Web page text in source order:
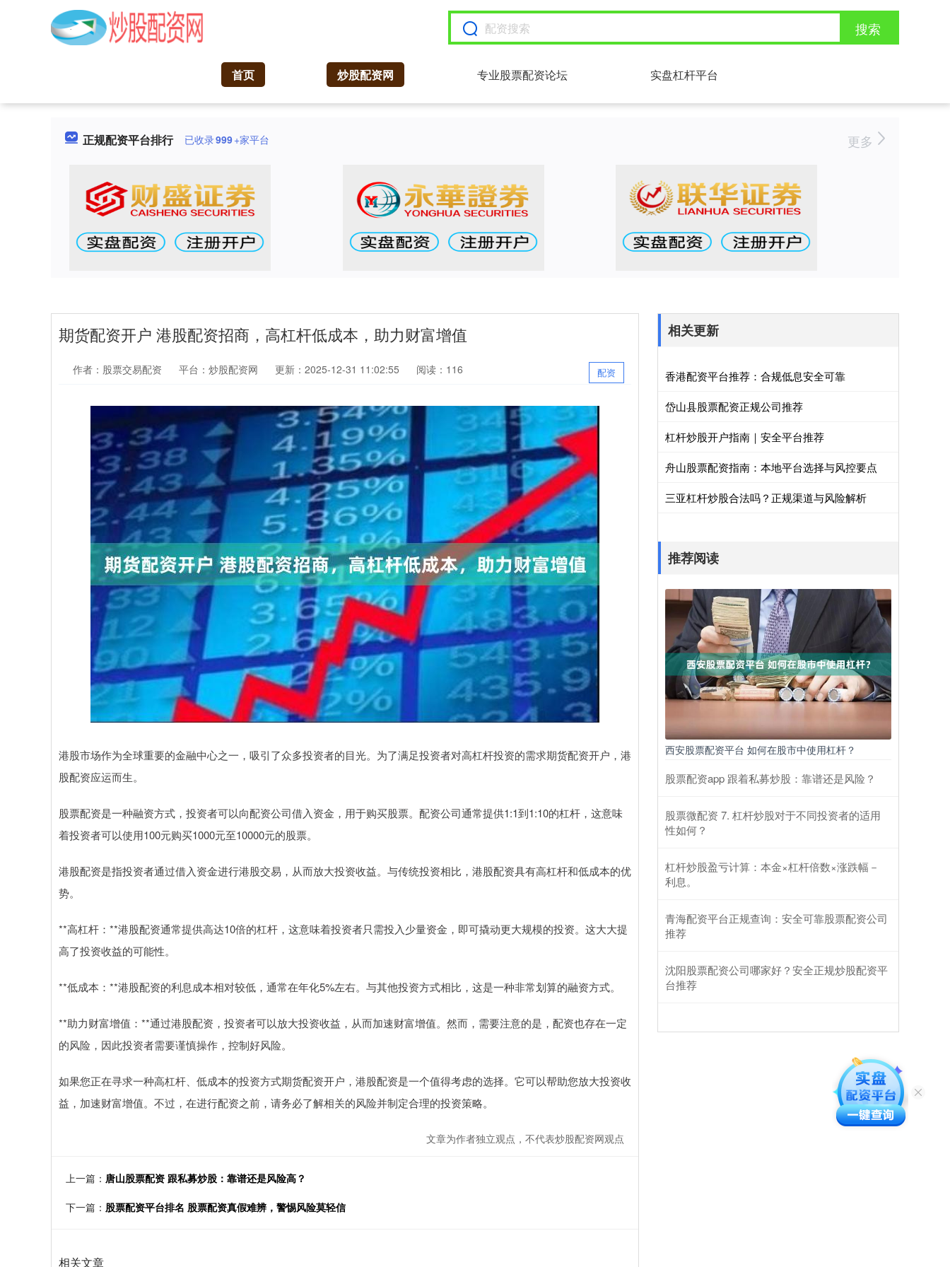
搜索
首页 炒股配资网 专业股票配资论坛 实盘杠杆平台
正规配资平台排行 已收录999+家平台 更多
期货配资开户 港股配资招商，高杠杆低成本，助力财富增值
配资
作者：股票交易配资 平台：炒股配资网 更新：2025-12-31 11:02:55 阅读：116
港股市场作为全球重要的金融中心之一，吸引了众多投资者的目光。为了满足投资者对高杠杆投资的需求期货配资开户，港
股配资应运而生。
股票配资是一种融资方式，投资者可以向配资公司借入资金，用于购买股票。配资公司通常提供1:1到1:10的杠杆，这意味
着投资者可以使用100元购买1000元至10000元的股票。
港股配资是指投资者通过借入资金进行港股交易，从而放大投资收益。与传统投资相比，港股配资具有高杠杆和低成本的优
势。
**高杠杆：**港股配资通常提供高达10倍的杠杆，这意味着投资者只需投入少量资金，即可撬动更大规模的投资。这大大提
高了投资收益的可能性。
**低成本：**港股配资的利息成本相对较低，通常在年化5%左右。与其他投资方式相比，这是一种非常划算的融资方式。
**助力财富增值：**通过港股配资，投资者可以放大投资收益，从而加速财富增值。然而，需要注意的是，配资也存在一定
的风险，因此投资者需要谨慎操作，控制好风险。
如果您正在寻求一种高杠杆、低成本的投资方式期货配资开户，港股配资是一个值得考虑的选择。它可以帮助您放大投资收
益，加速财富增值。不过，在进行配资之前，请务必了解相关的风险并制定合理的投资策略。
文章为作者独立观点，不代表炒股配资网观点
上一篇： 唐山股票配资 跟私募炒股：靠谱还是风险高？
下一篇： 股票配资平台排名 股票配资真假难辨，警惕风险莫轻信
相关文章
相关更新
香港配资平台推荐：合规低息安全可靠
岱山县股票配资正规公司推荐
杠杆炒股开户指南｜安全平台推荐
舟山股票配资指南：本地平台选择与风控要点
三亚杠杆炒股合法吗？正规渠道与风险解析
推荐阅读
西安股票配资平台 如何在股市中使用杠杆？
股票配资app 跟着私募炒股：靠谱还是风险？
股票微配资 7. 杠杆炒股对于不同投资者的适用
性如何？
杠杆炒股盈亏计算：本金×杠杆倍数×涨跌幅－
利息。
青海配资平台正规查询：安全可靠股票配资公司
推荐
沈阳股票配资公司哪家好？安全正规炒股配资平
台推荐